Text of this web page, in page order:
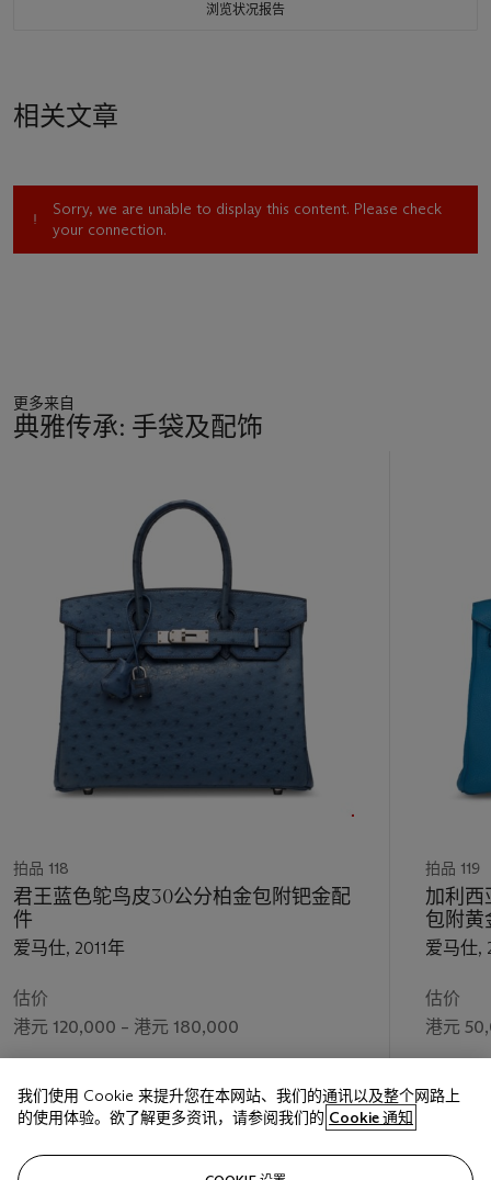
浏览状况报告
相关文章
Sorry, we are unable to display this content. Please check
your connection.
更多来自
典雅传承: 手袋及配饰
拍品 118
君王蓝色鸵鸟皮30公分柏金包附钯金配
件
爱马仕, 2011年
估价
港元 120,000 – 港元 180,000
港元 139,700
拍品 119
加利西
包附黄
爱马仕,
估价
港元
港元
我们使用 Cookie 来提升您在本网站、我们的通讯以及整个网路上
的使用体验。欲了解更多资讯，请参阅我们的 Cookie 通知